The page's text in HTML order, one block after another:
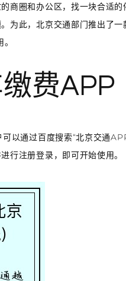
商圈和办公区，找一块合适
为此，北京交通部门推出了
费APP
以通过百度搜索“北京交通
行注册登录，即可开始使用。